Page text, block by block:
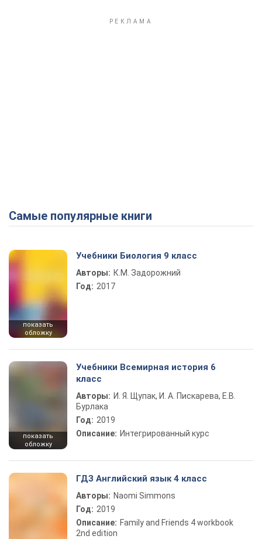
Самые популярные книги
показать
обложку
Учебники Биология 9 класс
Авторы: К.М. Задорожний
Год: 2017
показать
обложку
Учебники Всемирная история 6
класс
Авторы: И. Я. Щупак, И. А. Пискарева, Е.В.
Бурлака
Год: 2019
Описание: Интегрированный курс
ГДЗ Английский язык 4 класс
Авторы: Naomi Simmons
Год: 2019
Описание: Family and Friends 4 workbook
2nd edition